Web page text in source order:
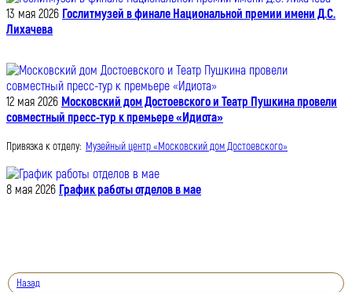
13 мая 2026 Гослитмузей в финале Национальной премии имени Д.С.
Лихачева
12 мая 2026 Московский дом Достоевского и Театр Пушкина провели
совместный пресс-тур к премьере «Идиота»
Привязка к отделу: Музейный центр «Московский дом Достоевского»
8 мая 2026 График работы отделов в мае
Назад